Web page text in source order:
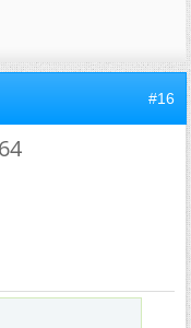
#16